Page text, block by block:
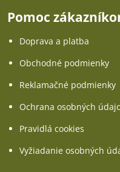
Pomoc
Doprava a platba
Obchodné podmienky
Reklamačné podmienky
Ochrana osobných
Pravidlá cookies
Vyžiadanie osobných